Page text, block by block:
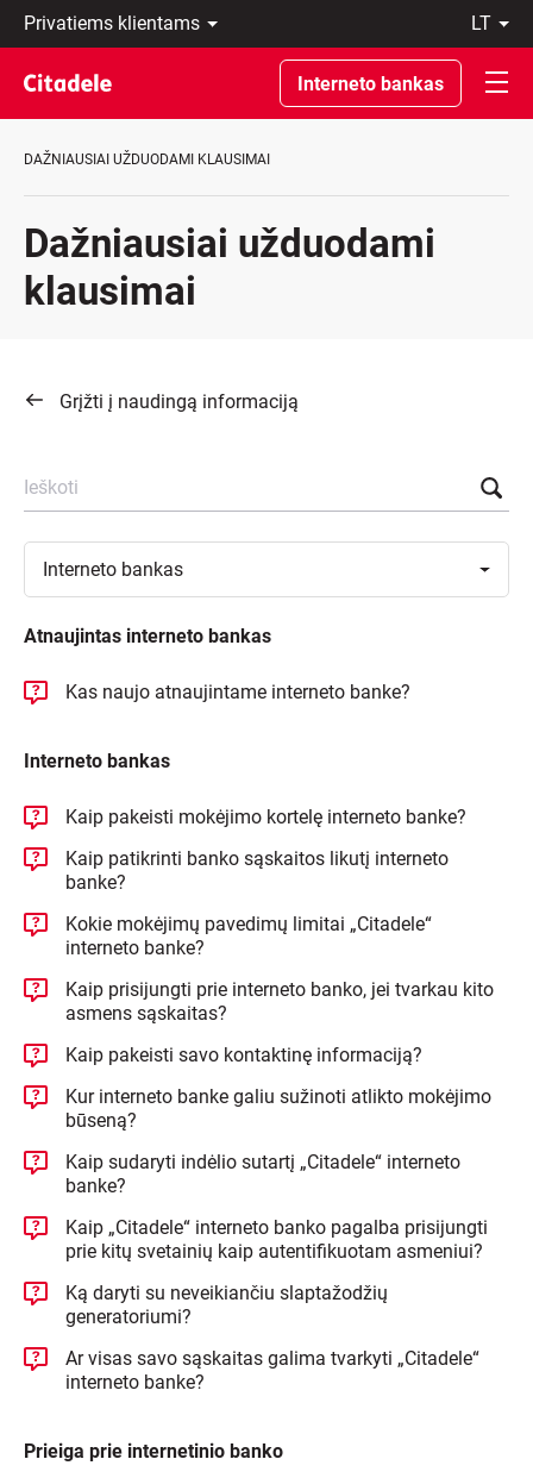
Privatiems
klientams
Verslo
klientams
Private
Apie
REWARDS
lt
LT
EN
Interneto bankas
DAŽNIAUSIAI UŽDUODAMI KLAUSIMAI
Dažniausiai užduodami
klausimai
Grįžti į naudingą informaciją
Ieškoti
Interneto bankas
Atnaujintas interneto bankas
Kas naujo atnaujintame interneto banke?
Interneto bankas
Kaip pakeisti mokėjimo kortelę interneto banke?
Kaip patikrinti banko sąskaitos likutį interneto
banke?
Kokie mokėjimų pavedimų limitai „Citadele“
interneto banke?
Kaip prisijungti prie interneto banko, jei tvarkau kito
asmens sąskaitas?
Kaip pakeisti savo kontaktinę informaciją?
Kur interneto banke galiu sužinoti atlikto mokėjimo
būseną?
Kaip sudaryti indėlio sutartį „Citadele“ interneto
banke?
Kaip „Citadele“ interneto banko pagalba prisijungti
prie kitų svetainių kaip autentifikuotam asmeniui?
Ką daryti su neveikiančiu slaptažodžių
generatoriumi?
Ar visas savo sąskaitas galima tvarkyti „Citadele“
interneto banke?
Prieiga prie internetinio banko